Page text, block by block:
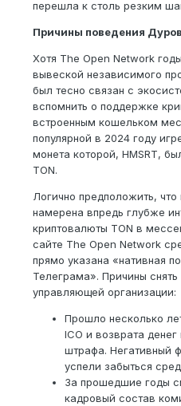
перешла к столь резким
Причины поведения
Хотя The Open Network
вывеской независимого
был тесно связан с
вспомнить о поддержке
встроенным кошельком
популярной в 2024 году
монета которой, HMSRT,
TON.
Логично предположить,
намерена впредь глубже
криптовалюты TON в
сайте The Open Network
прямо указана «нативная
Телеграма». Причины
управляющей организации:
Прошло несколько
ICO и возврата
штрафа. Негативный
успели забыться
За прошедшие годы
кадровый состав